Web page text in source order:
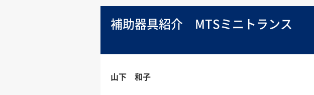
補助器具紹介 MTSミニトランス
山下 和子